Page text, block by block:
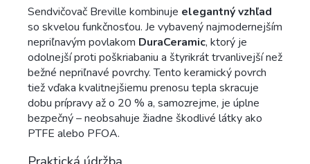
Sendvičovač Breville kombinuje elegantný vzhľad
so skvelou funkčnosťou. Je vybavený najmodernejším
nepriľnavým povlakom DuraCeramic, ktorý je
odolnejší proti poškriabaniu a štyrikrát trvanlivejší než
bežné nepriľnavé povrchy. Tento keramický povrch
tiež vďaka kvalitnejšiemu prenosu tepla skracuje
dobu prípravy až o 20 % a, samozrejme, je úplne
bezpečný – neobsahuje žiadne škodlivé látky ako
PTFE alebo PFOA.